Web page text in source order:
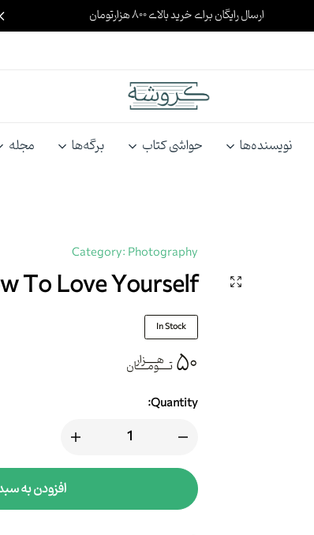
ارسال رایگان برای خرید بالای ۸۰۰ هزارتومان
کتاب
نویسنده‌ها حواشی کتاب برگه‌ها مجله
Category: Photography
To Love Yourself
In Stock
۵۰ هزار
تومان
Quantity:
افزودن به